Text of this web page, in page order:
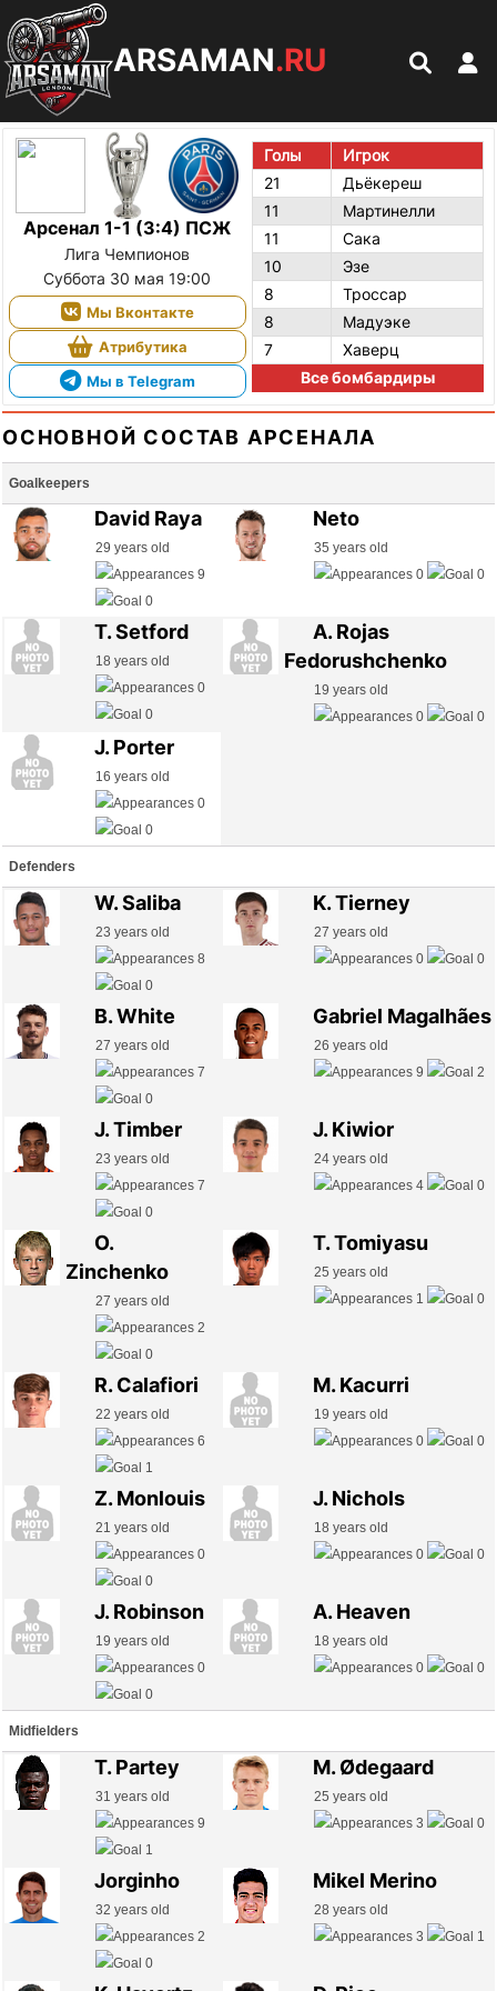
ARSAMAN.RU
Арсенал 1-1 (3:4) ПСЖ
Лига Чемпионов
Суббота 30 мая 19:00
Мы Вконтакте
Атрибутика
Мы в Telegram
Голы
Игрок
21
Дьёкереш
11
Мартинелли
11
Сака
10
Эзе
8
Троссар
8
Мадуэке
7
Хаверц
Все бомбардиры
ОСНОВНОЙ СОСТАВ АРСЕНАЛА
Goalkeepers
David Raya
29 years old
9
0
Neto
35 years old
0
0
T. Setford
18 years old
0
0
A. Rojas
Fedorushchenko
19 years old
0
0
J. Porter
16 years old
0
0
Defenders
W. Saliba
23 years old
8
0
K. Tierney
27 years old
0
0
B. White
27 years old
7
0
Gabriel Magalhães
26 years old
9
2
J. Timber
23 years old
7
0
J. Kiwior
24 years old
4
0
O.
Zinchenko
27 years old
2
0
T. Tomiyasu
25 years old
1
0
R. Calafiori
22 years old
6
1
M. Kacurri
19 years old
0
0
Z. Monlouis
21 years old
0
0
J. Nichols
18 years old
0
0
J. Robinson
19 years old
0
0
A. Heaven
18 years old
0
0
Midfielders
T. Partey
31 years old
9
1
M. Ødegaard
25 years old
3
0
Jorginho
32 years old
2
0
Mikel Merino
28 years old
3
1